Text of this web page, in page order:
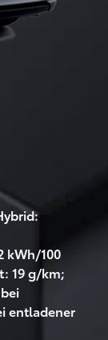
kWh/100
19 g/km;
entladener